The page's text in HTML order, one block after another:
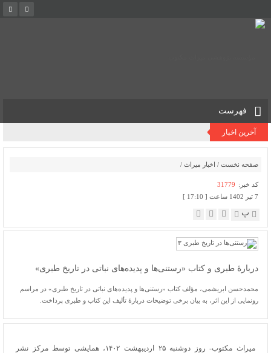
فهرست
آخرین اخبار
صفحه نخست / اخبار میراث /
کد خبر: 31779
7 تیر 1402 ساعت [ 17:10 ]
پ
دربارۀ طبری و کتاب «رستنی‌ها و پدیده‌های نباتی در تاریخ طبری»
محمدحسن ابریشمی، مؤلف کتاب «رستنی‌ها و پدیده‌های نباتی در تاریخ طبری» در مراسم
رونمایی از این اثر، به بیان برخی توضیحات دربارۀ تألیف این کتاب و طبری پرداخت.
میراث مکتوب- روز دوشنبه ۲۵ اردیبهشت ۱۴۰۲، همایشی توسط مرکز نشر